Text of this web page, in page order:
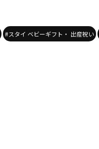
#スタイ ベビーギフト・ 出産祝い